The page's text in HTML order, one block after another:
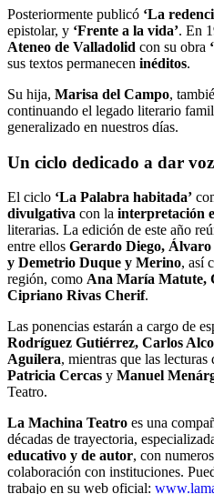
Posteriormente publicó ‘La
epistolar, y ‘Frente a la vida’. En
Ateneo de Valladolid con su obra
sus textos permanecen inéditos.
Su hija, Marisa del Campo,
continuando el legado literario
generalizado en nuestros días.
Un ciclo dedicado a dar
El ciclo ‘La Palabra habitada’
divulgativa con la interpretación
literarias. La edición de este año
entre ellos Gerardo Diego,
y Demetrio Duque y Merino, así
región, como Ana María Matute,
Cipriano Rivas Cherif.
Las ponencias estarán a cargo de
Rodríguez Gutiérrez, Carlos
Aguilera, mientras que las
Patricia Cercas y Manuel
Teatro.
La Machina Teatro es una
décadas de trayectoria,
educativo y de autor, con
colaboración con instituciones.
trabajo en su web oficial: